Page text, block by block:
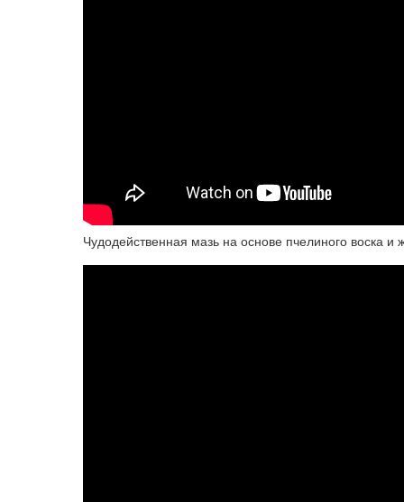
Чудодейственная мазь на основе пчелиного воска и